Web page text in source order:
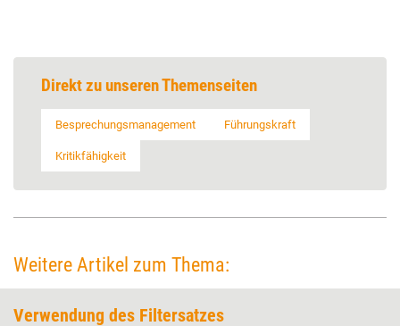
Direkt zu unseren Themenseiten
Besprechungsmanagement Führungskraft
Kritikfähigkeit
Weitere Artikel zum Thema:
Verwendung des Filtersatzes